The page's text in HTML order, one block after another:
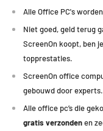
Alle Office PC's
Niet goed, geld terug
ScreenOn koopt, ben
topprestaties.
ScreenOn office
gebouwd door experts.
Alle office pc’s die
gratis verzondenen